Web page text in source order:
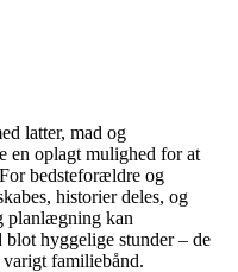
latter, mad og
en oplagt mulighed for at
bedsteforældre og
historier deles, og
planlægning kan
blot hyggelige stunder – de
familiebånd.